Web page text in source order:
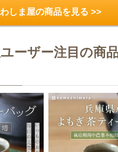
しま屋の商品を見る >>
ーザー注目の商